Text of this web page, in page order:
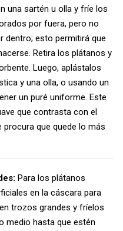
una sartén u olla y fríe los
por fuera, pero no
dentro; esto permitirá que
Retira los plátanos y
Luego, aplástalos
y una olla, o usando un
un puré uniforme. Este
que contrasta con el
procura que quede lo más
Para los plátanos
en la cáscara para
trozos grandes y fríelos
medio hasta que estén